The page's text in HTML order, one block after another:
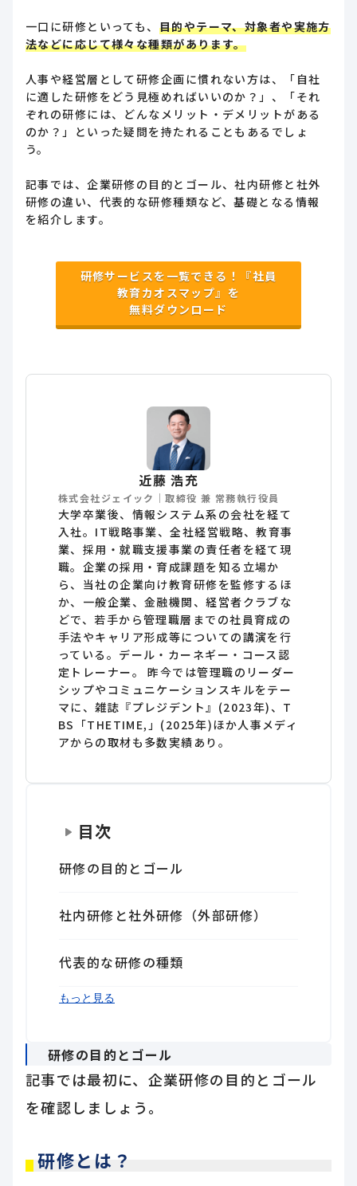
一口に研修といっても、 目的やテーマ、対象者や実施方
法などに応じて様々な種類があります。
人事や経営層として研修企画に慣れない方は、「自社
に適した研修をどう見極めればいいのか？」、「それ
ぞれの研修には、どんなメリット・デメリットがある
のか？」といった疑問を持たれることもあるでしょ
う。
記事では、企業研修の目的とゴール、社内研修と社外
研修の違い、代表的な研修種類など、基礎となる情報
を紹介します。
研修サービスを一覧できる！『社員
教育カオスマップ』を
無料ダウンロード
近藤 浩充
株式会社ジェイック｜取締役 兼 常務執行役員
大学卒業後、情報システム系の会社を経て
入社。IT戦略事業、全社経営戦略、教育事
業、採用・就職支援事業の責任者を経て現
職。企業の採用・育成課題を知る立場か
ら、当社の企業向け教育研修を監修するほ
か、一般企業、金融機関、経営者クラブな
どで、若手から管理職層までの社員育成の
手法やキャリア形成等についての講演を行
っている。デール・カーネギー・コース認
定トレーナー。 昨今では管理職のリーダー
シップやコミュニケーションスキルをテー
マに、雑誌『プレジデント』(2023年)、T
BS「THETIME,」(2025年)ほか人事メディ
アからの取材も多数実績あり。
目次
研修の目的とゴール
社内研修と社外研修（外部研修）
代表的な研修の種類
まとめ
もっと見る
研修の目的とゴール
記事では最初に、企業研修の目的とゴール
を確認しましょう。
研修とは？